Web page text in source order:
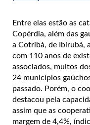
Entre elas estão as
Copérdia, além das
a Cotribá, de Ibirubá,
com 110 anos de
associados, muitos
24 municípios
passado. Porém, o
destacou pela
assim que as
margem de 4,4%,